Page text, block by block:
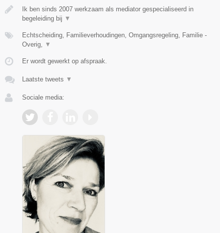
Ik ben sinds 2007 werkzaam als mediator gespecialiseerd in
begeleiding bij ▼
Echtscheiding, Familieverhoudingen, Omgangsregeling, Familie -
Overig,
▼
Er wordt gewerkt op afspraak.
Laatste tweets ▼
Sociale media: